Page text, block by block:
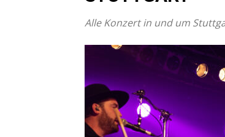
Alle Konzert in und um